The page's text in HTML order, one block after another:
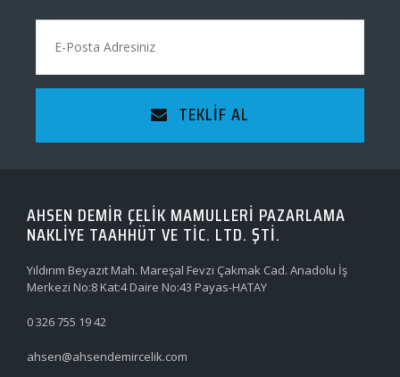
TEKLIF AL
AHSEN DEMİR ÇELİK MAMULLERİ PAZARLAMA
NAKLİYE TAAHHÜT VE TİC. LTD. ŞTİ.
Yıldırım Beyazıt Mah. Mareşal Fevzi Çakmak Cad. Anadolu İş
Merkezi No:8 Kat:4 Daire No:43 Payas-HATAY
0 326 755 19 42
ahsen@ahsendemircelik.com